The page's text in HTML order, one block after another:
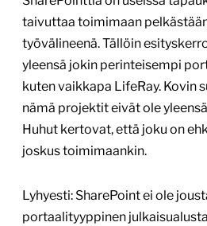
taivuttaa toimimaan
työvälineenä. Tällöin
yleensä jokin perinteisempi
kuten vaikkapa LifeRay. Kovin
nämä projektit eivät ole
Huhut kertovat, että joku on
joskus toimimaankin.
Lyhyesti: SharePoint ei ole
portaalityyppinen